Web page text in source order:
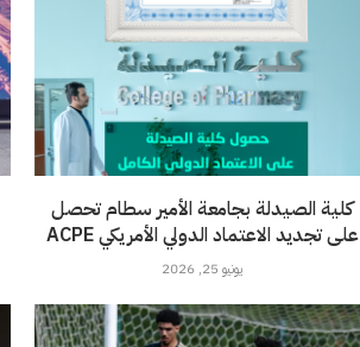
كلية الصيدلة بجامعة الأمير سطام تحصل
على تجديد الاعتماد الدولي الأمريكي ACPE
يونيو 25, 2026